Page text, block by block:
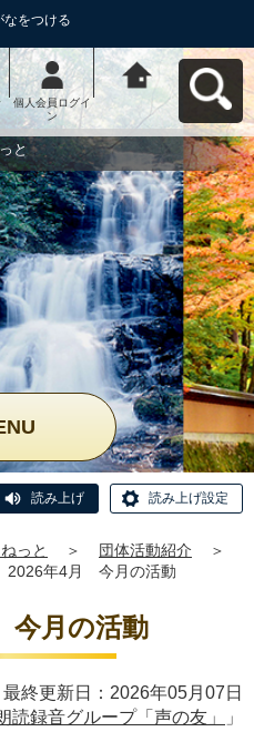
なをつける
個人会員ログイ
ン
みはら市民協働
サイト つなご
うねっとへ戻る
と
読み上げ 読み上げ設定
っと ＞ 団体活動紹介
＞
2026年4月 今月の活動
月の活動
終更新日：2026年05月07日
読録音グループ「声の友」 」